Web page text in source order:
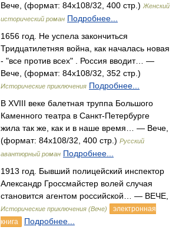
Вече, (формат: 84x108/32, 400 стр.) Женский
исторический роман Подробнее...
1656 год. Не успела закончиться
Тридцатилетняя война, как началась новая
- "все против всех" . Россия вводит… —
Вече, (формат: 84x108/32, 352 стр.)
Исторические приключения Подробнее...
В XVIII веке балетная труппа Большого
Каменного театра в Санкт-Петербурге
жила так же, как и в наше время… — Вече,
(формат: 84x108/32, 400 стр.) Русский
авантюрный роман Подробнее...
1913 год. Бывший полицейский инспектор
Александр Гроссмайстер волей случая
становится агентом российской… — ВЕЧЕ,
Исторические приключения (Вече)
электронная
книга
Подробнее...